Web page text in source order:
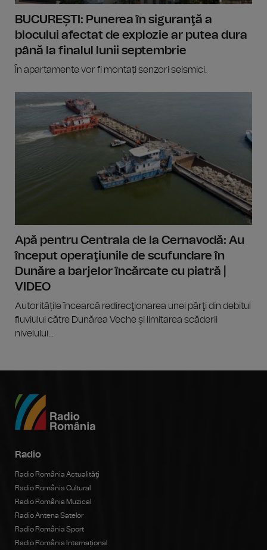
BUCUREȘTI: Punerea în siguranţă a
blocului afectat de explozie ar putea dura
până la finalul lunii septembrie
În apartamente vor fi montați senzori seismici.
Apă pentru Centrala de la Cernavodă: Au
început operaţiunile de scufundare în
Dunăre a barjelor încărcate cu piatră |
VIDEO
Autoritățile încearcă redirecţionarea unei părţi din debitul
fluviului către Dunărea Veche şi limitarea scăderii
nivelului...
Radio
Radio România Actualităţi
Radio România Cultural
Radio România Muzical
Radio Antena Satelor
Radio România Sport
Radio România Internațional